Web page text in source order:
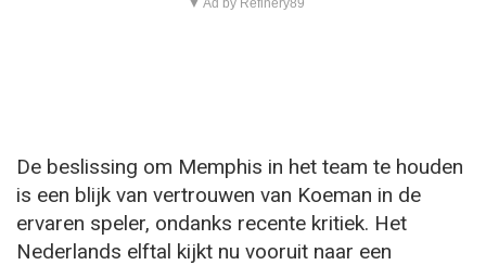
De beslissing om Memphis in het team te houden
is een blijk van vertrouwen van Koeman in de
ervaren speler, ondanks recente kritiek. Het
Nederlands elftal kijkt nu vooruit naar een